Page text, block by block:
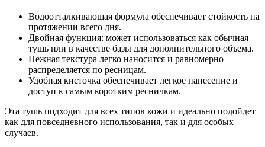
Водоотталкивающая формула обеспечивает стойкость на
протяжении всего дня.
Двойная функция: может использоваться как обычная
тушь или в качестве базы для дополнительного объема.
Нежная текстура легко наносится и равномерно
распределяется по ресницам.
Удобная кисточка обеспечивает легкое нанесение и
доступ к самым коротким ресничкам.
Эта тушь подходит для всех типов кожи и идеально подойдет
как для повседневного использования, так и для особых
случаев.